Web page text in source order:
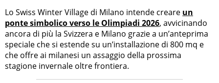
Lo Swiss Winter Village di Milano intende creare un
ponte simbolico verso le Olimpiadi 2026, avvicinando
ancora di più la Svizzera e Milano grazie a un’anteprima
speciale che si estende su un’installazione di 800 mq e
che offre ai milanesi un assaggio della prossima
stagione invernale oltre frontiera.